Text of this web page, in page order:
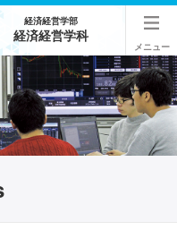
経済経営学部
経済経営学科
メニュー